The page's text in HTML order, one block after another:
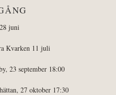
juni
Kvarken 11 juli
23 september 18:00
27 oktober 17:30